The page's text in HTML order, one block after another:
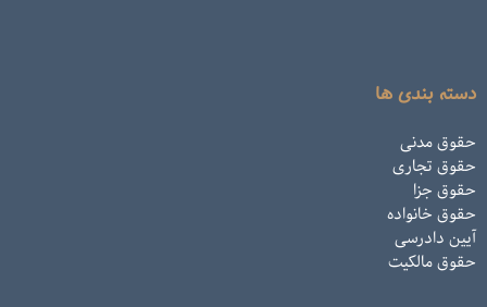
دسته بندی ها
حقوق مدنی
حقوق تجاری
حقوق جزا
حقوق خانواده
آیین دادرسی
حقوق مالکیت